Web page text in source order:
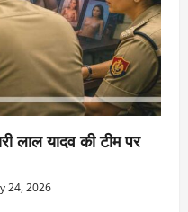
लाल यादव की टीम पर
24, 2026